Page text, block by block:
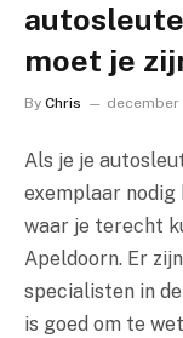
moet je
By Chris december
Als je je
exemplaar
waar je terecht
Apeldoorn. Er
specialisten in
is goed om te